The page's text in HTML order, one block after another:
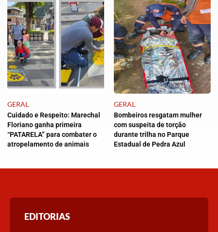
GERAL
Cuidado e Respeito: Marechal
Floriano ganha primeira
“PATARELA” para combater o
atropelamento de animais
GERAL
Bombeiros resgatam mulher
com suspeita de torção
durante trilha no Parque
Estadual de Pedra Azul
EDITORIAS